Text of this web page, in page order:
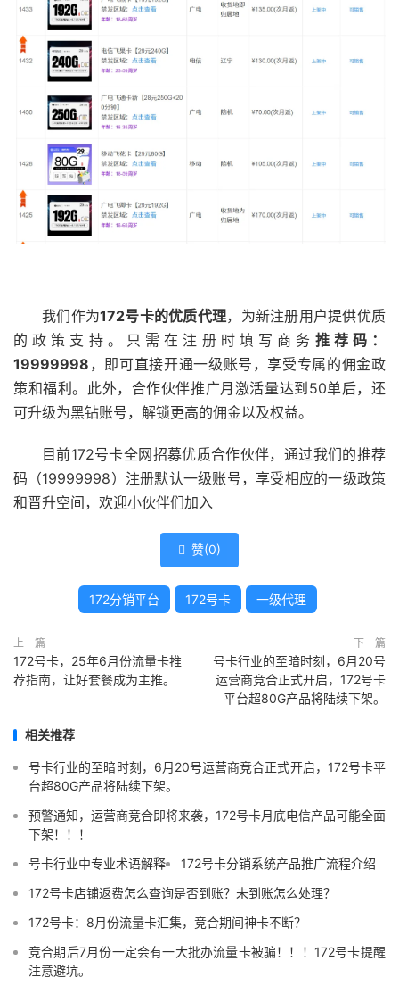
我们作为172号卡的优质代理，为新注册用户提供优质
的政策支持。只需在注册时填写商务 推荐码：
19999998 ，即可直接开通一级账号，享受专属的佣金政
策和福利。此外，合作伙伴推广月激活量达到50单后，还
可升级为黑钻账号，解锁更高的佣金以及权益。
目前172号卡全网招募优质合作伙伴，通过我们的推荐
码（19999998）注册默认一级账号，享受相应的一级政策
和晋升空间，欢迎小伙伴们加入
 赞(0)
172分销平台 172号卡 一级代理
上一篇
172号卡，25年6月份流量卡推
荐指南，让好套餐成为主推。
下一篇
号卡行业的至暗时刻，6月20号
运营商竞合正式开启，172号卡
平台超80G产品将陆续下架。
相关推荐
号卡行业的至暗时刻，6月20号运营商竞合正式开启，172号卡平
台超80G产品将陆续下架。
预警通知，运营商竞合即将来袭，172号卡月底电信产品可能全面
下架！！！
号卡行业中专业术语解释
172号卡分销系统产品推广流程介绍
172号卡店铺返费怎么查询是否到账？未到账怎么处理？
172号卡：8月份流量卡汇集，竞合期间神卡不断？
竞合期后7月份一定会有一大批办流量卡被骗！！！172号卡提醒
注意避坑。